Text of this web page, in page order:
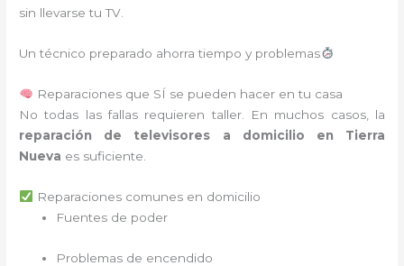
sin llevarse tu TV.
Un técnico preparado ahorra tiempo y problemas
Reparaciones que SÍ se pueden hacer en tu casa
No todas las fallas requieren taller. En muchos casos, la
reparación de televisores a domicilio en Tierra
Nueva es suficiente.
Reparaciones comunes en domicilio
Fuentes de poder
Problemas de encendido